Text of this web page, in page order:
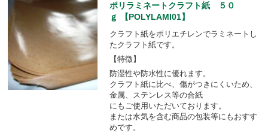
ポリラミネートクラフト紙 ５０
ｇ 【POLYLAMI01】
クラフト紙をポリエチレンでラミネートし
たクラフト紙です。
【特徴】
防湿性や防水性に優れます。
クラフト紙に比べ、傷がつきにくいため、
金属、ステンレス等の合紙
にもご使用いただいております。
または水気を含む商品の包装等にもおすす
めです。